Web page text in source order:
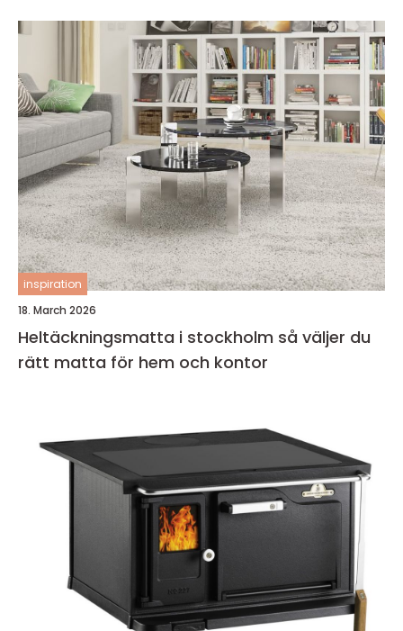
inspiration
18. March 2026
Heltäckningsmatta i stockholm så väljer du
rätt matta för hem och kontor